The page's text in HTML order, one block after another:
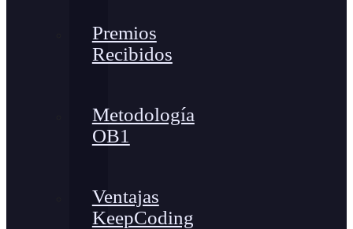
Premios
Recibidos
Metodología
OB1
Ventajas
KeepCoding